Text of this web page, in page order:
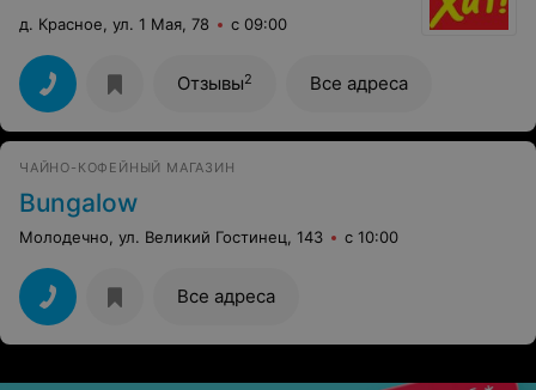
д. Красное, ул. 1 Мая, 78 с 09:00
Отзывы2 Все адреса
ЧАЙНО-КОФЕЙНЫЙ МАГАЗИН
Bungalow
Молодечно, ул. Великий Гостинец, 143 с 10:00
Все адреса